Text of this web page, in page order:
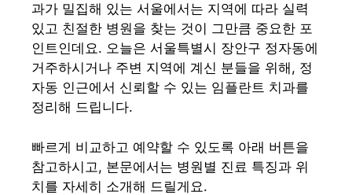
과가 밀집해 있는 서울에서는 지역에 따라 실력
있고 친절한 병원을 찾는 것이 그만큼 중요한 포
인트인데요. 오늘은 서울특별시 장안구 정자동에
거주하시거나 주변 지역에 계신 분들을 위해, 정
자동 인근에서 신뢰할 수 있는 임플란트 치과를
정리해 드립니다.
빠르게 비교하고 예약할 수 있도록 아래 버튼을
참고하시고, 본문에서는 병원별 진료 특징과 위
치를 자세히 소개해 드릴게요.